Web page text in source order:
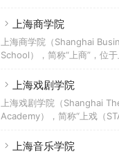
数据中国“百校工程项目”试点
校、上海市实施现代大学制度
高校、上海市新增硕士学位
单位、全国非营利性民办高校
员单位。
上海商学院
上海商学院（Shanghai
School），简称“上商”，位
市属公办本科普通高校，入选
究与实践项目、教育部产学合
目、国家级大学生创新创业
教育信息化应用标杆培育校、
上海戏剧学院
上海戏剧学院（Shanghai
Academy），简称“上戏（
海市人民政府共建的高等艺术
上海音乐学院